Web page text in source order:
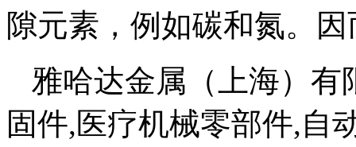
隙元素，例如碳和氮。
雅哈达金属（上海）有
固件,医疗机械零部件,自